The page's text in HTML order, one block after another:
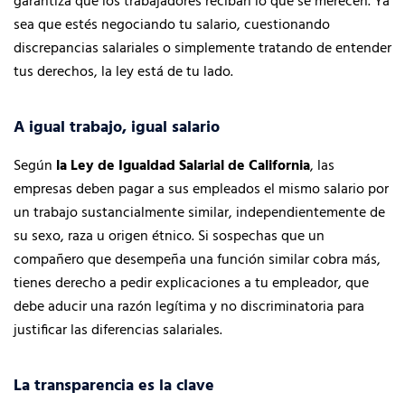
sea que estés negociando tu salario, cuestionando
discrepancias salariales o simplemente tratando de entender
tus derechos, la ley está de tu lado.
A igual trabajo, igual salario
Según la Ley de Igualdad Salarial de California, las
empresas deben pagar a sus empleados el mismo salario por
un trabajo sustancialmente similar, independientemente de
su sexo, raza u origen étnico. Si sospechas que un
compañero que desempeña una función similar cobra más,
tienes derecho a pedir explicaciones a tu empleador, que
debe aducir una razón legítima y no discriminatoria para
justificar las diferencias salariales.
La transparencia es la clave